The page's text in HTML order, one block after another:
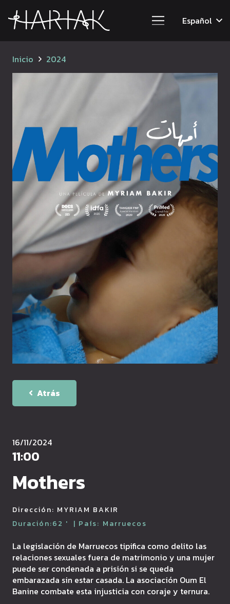
Español
Inicio 2024
Atrás
16/11/2024
11:00
Mothers
Dirección: MYRIAM BAKIR
Duración:62 ' | País: Marruecos
La legislación de Marruecos tipifica como delito las
relaciones sexuales fuera de matrimonio y una mujer
puede ser condenada a prisión si se queda
embarazada sin estar casada. La asociación Oum El
Banine combate esta injusticia con coraje y ternura.